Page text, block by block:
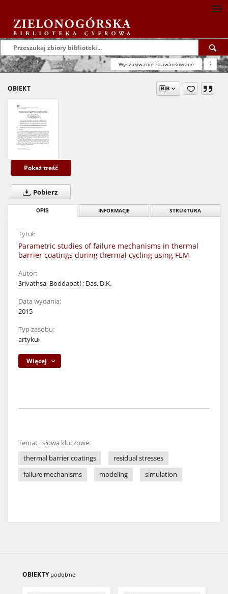
Wyszukiwanie zaawansowane ?
OBIEKT
Pokaż treść
Pobierz
OPIS INFORMACJE STRUKTURA
Tytuł:
Parametric studies of failure mechanisms in thermal
barrier coatings during thermal cycling using FEM
Autor:
Srivathsa, Boddapati; Das, D.K.
Data wydania:
2015
Typ zasobu:
artykuł
Więcej
Temat i słowa kluczowe:
thermal barrier coatings
residual stresses
failure mechanisms
modeling simulation
OBIEKTY podobne